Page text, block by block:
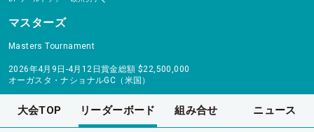
マスターズ
Masters Tournament
2026年4月9日-4月12日賞金総額 $22,500,000
オーガスタ・ナショナルGC（米国）
大会TOP リーダーボード 組み合せ ニュース